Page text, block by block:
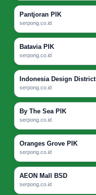
Pantjoran PIK
serpong.co.id
Batavia PIK
serpong.co.id
Indonesia Design District
serpong.co.id
By The Sea PIK
serpong.co.id
Oranges Grove PIK
serpong.co.id
AEON Mall BSD
serpong.co.id